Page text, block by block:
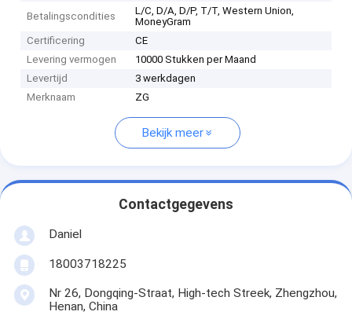
Betalingscondities
L/C, D/A, D/P, T/T, Western Union,
MoneyGram
Certificering
CE
Levering vermogen
10000 Stukken per Maand
Levertijd
3 werkdagen
Merknaam
ZG
Bekijk meer
Contactgegevens
Daniel
18003718225
Nr 26, Dongqing-Straat, High-tech Streek, Zhengzhou,
Henan, China